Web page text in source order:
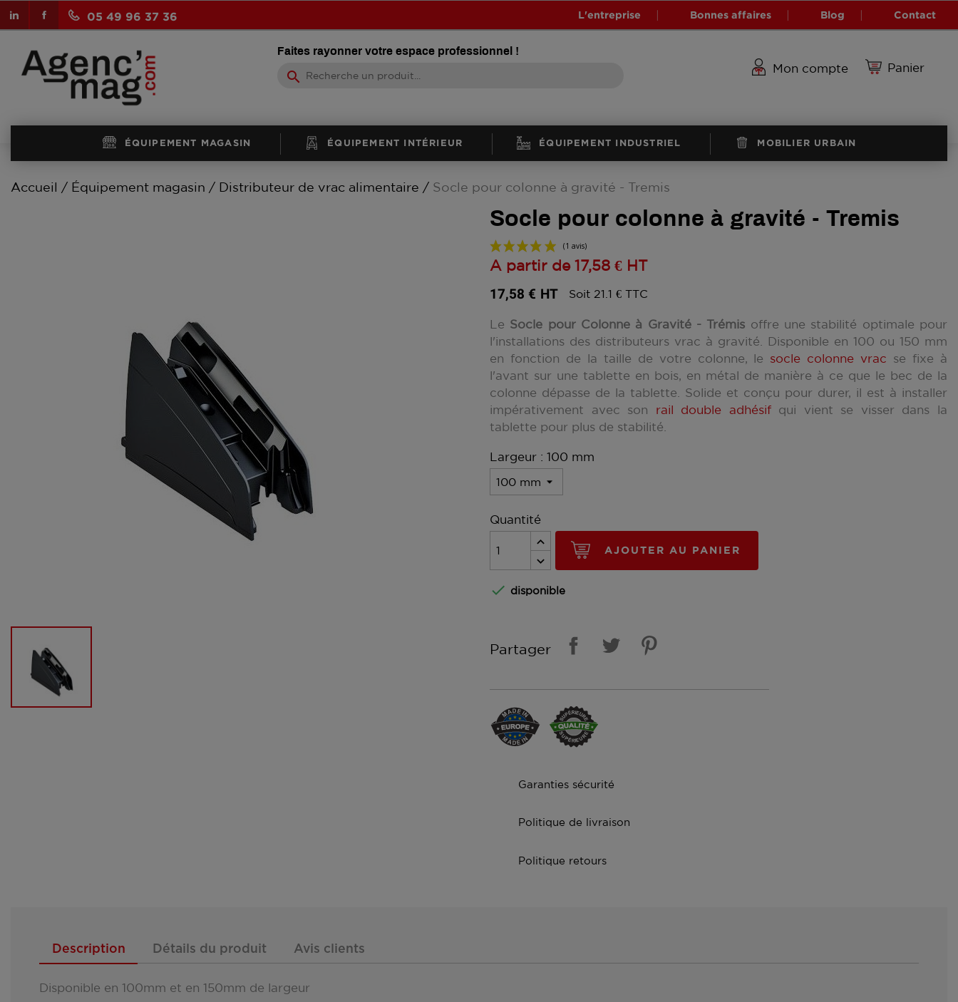
05 49 96 37 36
Facebook
LinkedIn
L'entreprise Bonnes affaires Blog Contact
Faites rayonner votre espace professionnel !
search
Panier
Mon compte
ÉQUIPEMENT MAGASIN ÉQUIPEMENT INTÉRIEUR ÉQUIPEMENT INDUSTRIEL MOBILIER URBAIN
Accueil Équipement magasin Distributeur de vrac alimentaire Socle pour colonne à gravité - Tremis
Socle pour colonne à gravité - Tremis
A partir de 17,58 € HT
17,58 € HT Soit 21.1 € TTC
Le Socle pour Colonne à Gravité - Trémis offre une stabilité optimale pour
l'installations des distributeurs vrac à gravité. Disponible en 100 ou 150 mm
en fonction de la taille de votre colonne, le socle colonne vrac se fixe à
l'avant sur une tablette en bois, en métal de manière à ce que le bec de la
colonne dépasse de la tablette. Solide et conçu pour durer, il est à installer
impérativement avec son rail double adhésifqui vient se visser dans la
tablette pour plus de stabilité.
Largeur : 100 mm
Quantité
AJOUTER AU PANIER
 disponible
Partager
Garanties sécurité
Politique de livraison
Politique retours
Description Détails du produit Avis clients
Disponible en 100mm et en 150mm de largeur